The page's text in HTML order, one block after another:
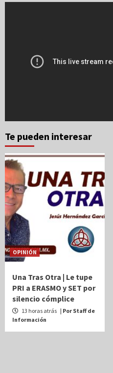
Te pueden interesar
OPINIÓN
Una Tras Otra | Le tupe
PRI a ERASMO y SET por
silencio cómplice
13 horas atrás | Por Staff de
Información